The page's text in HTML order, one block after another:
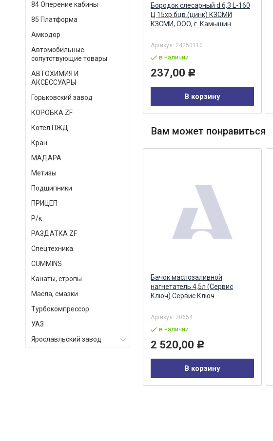
84 Оперение кабины
85 Платформа
Амкодор
Автомобильные
сопутствующие товары
АВТОХИМИЯ И
АКСЕССУАРЫ
Горьковский завод
КОРОБКА ZF
Котел ПЖД
Кран
МАДАРА
Метизы
Подшипники
ПРИЦЕП
Р/к
РАЗДАТКА ZF
Спецтехника
СUMMINS
Канаты, стропы
Масла, смазки
Турбокомпрессор
УАЗ
Ярославльский завод
Вкладыши Р02 (0,75) шатун
Димитровград
740.60Д-1000104-Р02
в наличии
4 125,00 Р
В корзину
Бородок слесарный d 6,3 L-160
Ц 15хр.бцв.(цинк) КЗСМИ
КЗСМИ, ООО, г. Камышин
Артикул: 24250110
в наличии
237,00 Р
В корзину
Вам может понравиться
Бокорезы 160 мм (АВТОДЕЛО)
337,00
Бачок маслозаливной
нагнетатель 4,5л (Сервис
Ключ) Сервис Ключ
Артикул: 70654
в наличии
2 520,00 Р
В корзину